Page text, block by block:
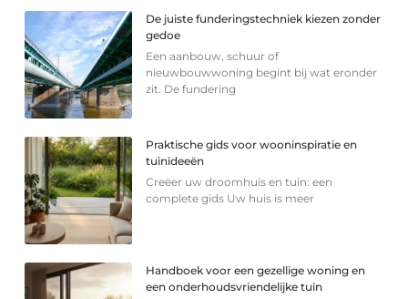
De juiste funderingstechniek kiezen zonder
gedoe
Een aanbouw, schuur of
nieuwbouwwoning begint bij wat eronder
zit. De fundering
Praktische gids voor wooninspiratie en
tuinideeën
Creëer uw droomhuis en tuin: een
complete gids Uw huis is meer
Handboek voor een gezellige woning en
een onderhoudsvriendelijke tuin